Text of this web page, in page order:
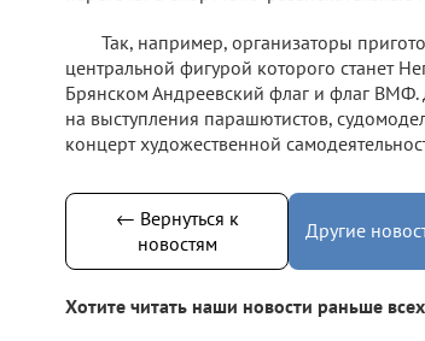
Так, например, организаторы
центральной фигурой которого станет
Брянском Андреевский флаг и флаг ВМФ.
на выступления парашютистов,
концерт художественной
← Вернуться к
новостям
Другие
Хотите читать наши новости раньше